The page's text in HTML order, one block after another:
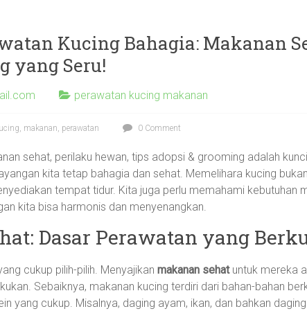
Kucing Bahagia: Makanan
yang Seru!
perawatan kucing makanan
, makanan, perawatan 0 Comment
sehat, perilaku hewan, tips adopsi & grooming adalah
kita tetap bahagia dan sehat. Memelihara kucing
tempat tidur. Kita juga perlu memahami kebutuhan
kita bisa harmonis dan menyenangkan.
Dasar Perawatan yang
cukup pilih-pilih. Menyajikan makanan sehatuntuk mereka
Sebaiknya, makanan kucing terdiri dari bahan-bahan
yang cukup. Misalnya, daging ayam, ikan, dan bahkan